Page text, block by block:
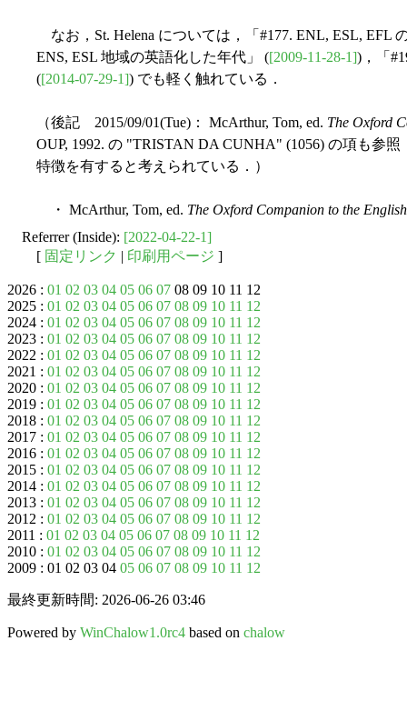
なお，St. Helena については，「#177. ENL, ESL, EFL
ENS, ESL 地域の英語化した年代」 ([2009-11-28-1])，「
([2014-07-29-1]) でも軽く触れている．
（後記 2015/09/01(Tue)： McArthur, Tom, ed. The Oxford
OUP, 1992. の "TRISTAN DA CUNHA" (1056) の項も参
特徴を有すると考えられている．）
・ McArthur, Tom, ed. The Oxford Companion to the
Referrer (Inside): [2022-04-22-1]
[ 固定リンク | 印刷用ページ ]
2026 : 01 02 03 04 05 06 07 08 09 10 11 12
2025 : 01 02 03 04 05 06 07 08 09 10 11 12
2024 : 01 02 03 04 05 06 07 08 09 10 11 12
2023 : 01 02 03 04 05 06 07 08 09 10 11 12
2022 : 01 02 03 04 05 06 07 08 09 10 11 12
2021 : 01 02 03 04 05 06 07 08 09 10 11 12
2020 : 01 02 03 04 05 06 07 08 09 10 11 12
2019 : 01 02 03 04 05 06 07 08 09 10 11 12
2018 : 01 02 03 04 05 06 07 08 09 10 11 12
2017 : 01 02 03 04 05 06 07 08 09 10 11 12
2016 : 01 02 03 04 05 06 07 08 09 10 11 12
2015 : 01 02 03 04 05 06 07 08 09 10 11 12
2014 : 01 02 03 04 05 06 07 08 09 10 11 12
2013 : 01 02 03 04 05 06 07 08 09 10 11 12
2012 : 01 02 03 04 05 06 07 08 09 10 11 12
2011 : 01 02 03 04 05 06 07 08 09 10 11 12
2010 : 01 02 03 04 05 06 07 08 09 10 11 12
2009 : 01 02 03 04 05 06 07 08 09 10 11 12
最終更新時間: 2026-06-26 03:46
Powered by WinChalow1.0rc4 based on chalow